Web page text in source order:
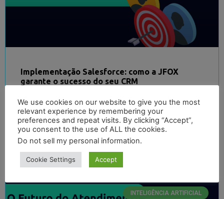
Implementação Salesforce: como a JFOX
garante o sucesso do seu CRM
A implementação Salesforce com a JFOX é a escolha de
empresas que querem transformar sua gestão de clientes
com eficiência, segurança e resultados comprovados. A
LER MAIS
INTELIGÊNCIA ARTIFICIAL
We use cookies on our website to give you the most
relevant experience by remembering your
preferences and repeat visits. By clicking “Accept”,
you consent to the use of ALL the cookies.
Do not sell my personal information.
Cookie Settings Accept